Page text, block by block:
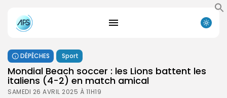
DÉPÊCHES Sport
Mondial Beach soccer : les Lions battent les
italiens (4-2) en match amical
SAMEDI 26 AVRIL 2025 À 11H19